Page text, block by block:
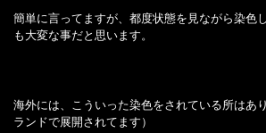
簡単に言ってますが、都度状態を見ながら染色
も大変な事だと思います。
海外には、こういった染色をされている所はあ
ランドで展開されてます）